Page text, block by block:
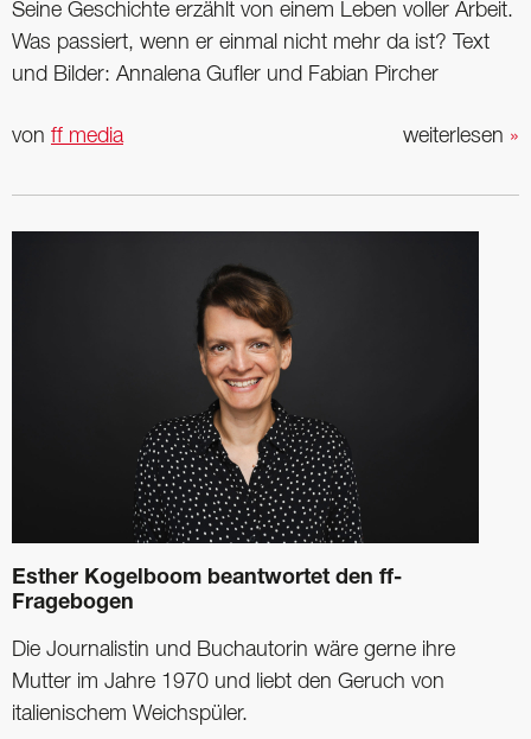
Seine Geschichte erzählt von einem Leben voller Arbeit.
Was passiert, wenn er einmal nicht mehr da ist? Text
und Bilder: Annalena Gufler und Fabian Pircher
weiterlesen »
von ff media
Esther Kogelboom beantwortet den ff-
Fragebogen
Die Journalistin und Buchautorin wäre gerne ihre
Mutter im Jahre 1970 und liebt den Geruch von
italienischem Weichspüler.